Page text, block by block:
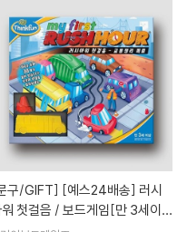
구/GIFT]
첫걸음 / 보드게임[만 3세이